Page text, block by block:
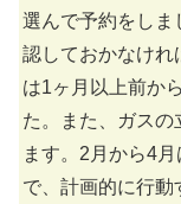
選んで予約をしま
認しておかなけれ
は1ヶ月以上前か
た。また、ガスの
ます。2月から4
で、計画的に行動